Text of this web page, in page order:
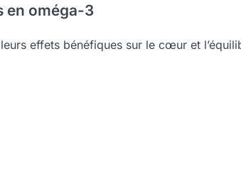
en oméga-3
effets bénéfiques sur le cœur et